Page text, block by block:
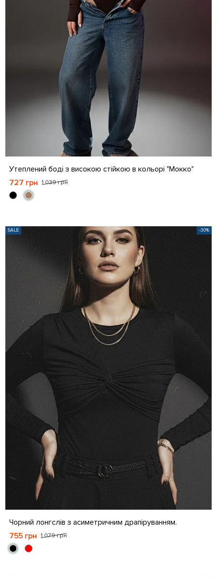
S M L XL
Утеплений боді з високою стійкою в кольорі "Мокко"
1 039 грн
727 грн
S M L XL
Чорний лонгслів з асиметричним драпіруванням.
1 079 грн
755 грн